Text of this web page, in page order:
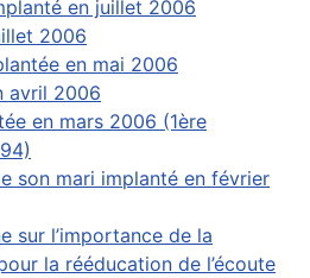
en juillet 2006
2006
en mai 2006
avril 2006
en mars 2006 (1ère
son mari implanté en février
sur l’importance de la
la rééducation de l’écoute